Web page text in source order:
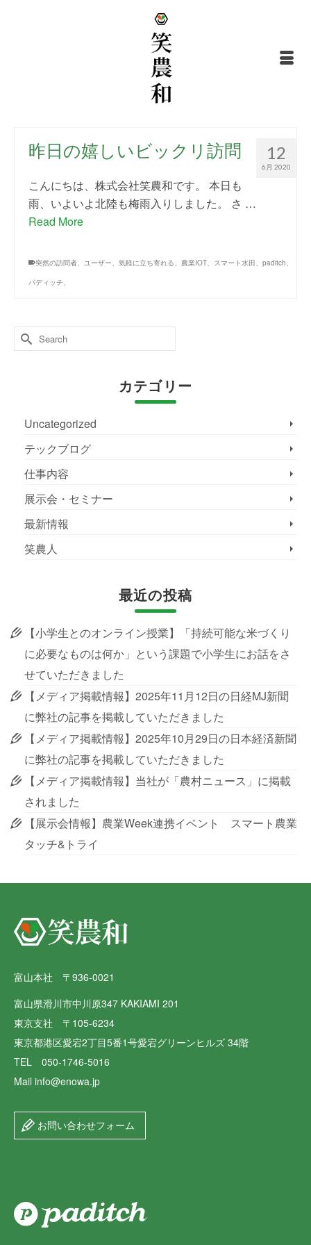
12
6月 2020
昨日の嬉しいビックリ訪問
こんにちは、株式会社笑農和です。 本日も
雨、いよいよ北陸も梅雨入りしました。 さ …
Read More
突然の訪問者、ユーザー、気軽に立ち寄れる、農業IOT、スマート水田、paditch、
パディッチ、
Search
for:
カテゴリー
Uncategorized
テックブログ
仕事内容
展示会・セミナー
最新情報
笑農人
最近の投稿
【小学生とのオンライン授業】「持続可能な米づくり
に必要なものは何か」という課題で小学生にお話をさ
せていただきました
【メディア掲載情報】2025年11月12日の日経MJ新聞
に弊社の記事を掲載していただきました
【メディア掲載情報】2025年10月29日の日本経済新聞
に弊社の記事を掲載していただきました
【メディア掲載情報】当社が「農村ニュース」に掲載
されました
【展示会情報】農業Week連携イベント スマート農業
タッチ&トライ
富山本社 〒936-0021
富山県滑川市中川原347 KAKIAMI 201
東京支社 〒105-6234
東京都港区愛宕2丁目5番1号愛宕グリーンヒルズ 34階
TEL 050-1746-5016
Mail info@enowa.jp
お問い合わせフォーム